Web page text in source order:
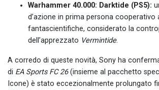
Warhammer 40.000: Darktide (PS5):
d’azione in prima persona cooperativo
fantascientifiche, considerato la
dell’apprezzato Vermintide.
A corredo di queste novità, Sony ha
di EA Sports FC 26(insieme al pacchetto
Icone) è stato eccezionalmente prolungato